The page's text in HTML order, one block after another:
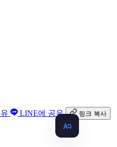
LINE에 공유 링크 복사